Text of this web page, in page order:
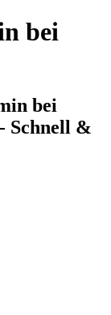
bei
bei
Schnell &